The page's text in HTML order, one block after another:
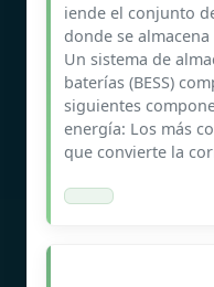
iende el conjunto
donde se
Un sistema de
baterías (BESS)
siguientes
energía: Los más
que convierte la